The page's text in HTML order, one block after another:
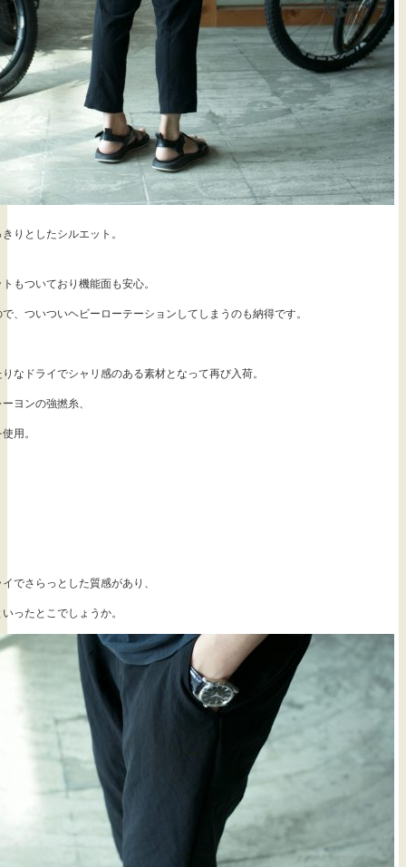
りとしたシルエット。
もついており機能面も安心。
、ついついヘビーローテーションしてしまうのも納得です。
なドライでシャリ感のある素材となって再び入荷。
ヨンの強撚糸、
用。
でさらっとした質感があり、
ったとこでしょうか。